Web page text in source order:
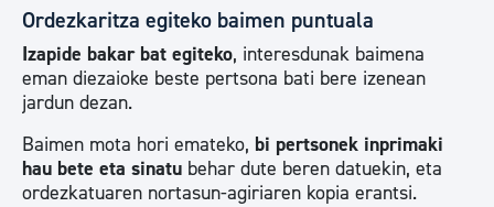
Ordezkaritza egiteko baimen puntuala
Izapide bakar bat egiteko, interesdunak baimena
eman diezaioke beste pertsona bati bere izenean
jardun dezan.
Baimen mota hori emateko, bi pertsonek inprimaki
hau bete eta sinatu behar dute beren datuekin, eta
ordezkatuaren nortasun-agiriaren kopia erantsi.